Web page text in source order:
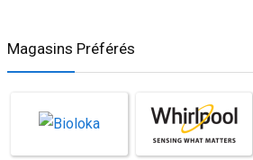
Magasins Préférés